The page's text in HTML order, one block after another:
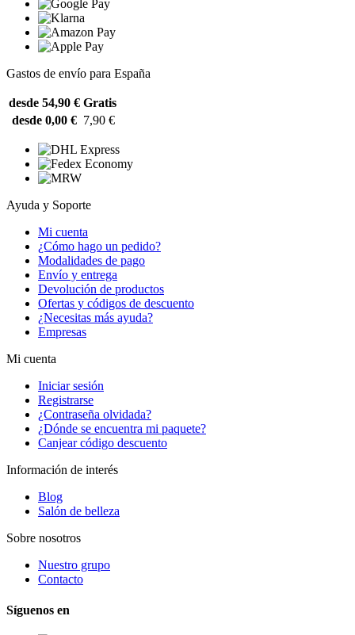
Gastos de envío para España
desde 54,90 € Gratis
desde 0,00 € 7,90 €
Ayuda y Soporte
Mi cuenta
¿Cómo hago un pedido?
Modalidades de pago
Envío y entrega
Devolución de productos
Ofertas y códigos de descuento
¿Necesitas más ayuda?
Empresas
Mi cuenta
Iniciar sesión
Registrarse
¿Contraseña olvidada?
¿Dónde se encuentra mi paquete?
Canjear código descuento
Información de interés
Blog
Salón de belleza
Sobre nosotros
Nuestro grupo
Contacto
Síguenos en